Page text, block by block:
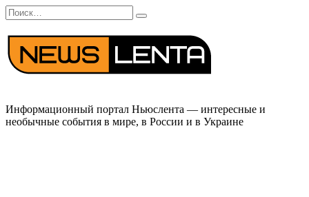
Перейти
к
содержанию
Search
for:
Информационный портал Ньюслента — интересные и
необычные события в мире, в России и в Украине